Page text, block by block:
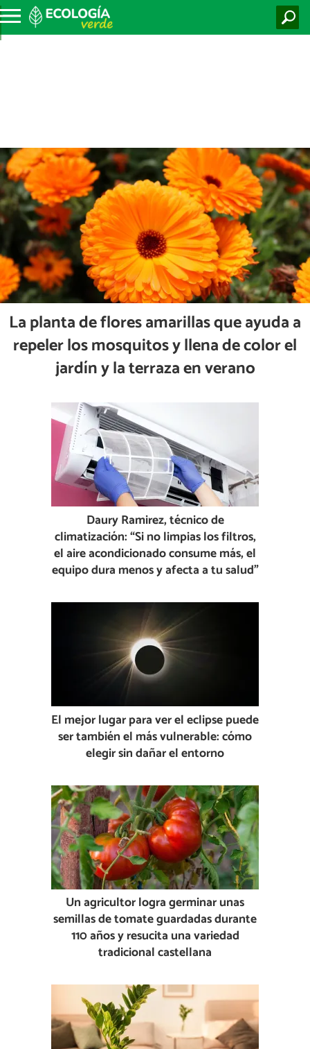
La planta de flores amarillas que ayuda a
repeler los mosquitos y llena de color el
jardín y la terraza en verano
Daury Ramirez, técnico de
climatización: “Si no limpias los filtros,
el aire acondicionado consume más, el
equipo dura menos y afecta a tu salud”
El mejor lugar para ver el eclipse puede
ser también el más vulnerable: cómo
elegir sin dañar el entorno
Un agricultor logra germinar unas
semillas de tomate guardadas durante
110 años y resucita una variedad
tradicional castellana